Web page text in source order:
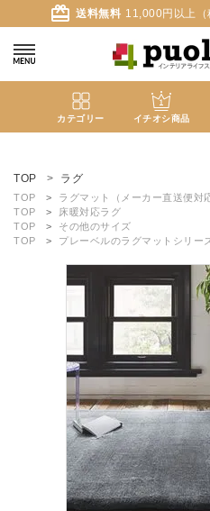
card_giftcard 送料無料 11,000円以上（
カテゴリー イチオシ商品
ようこそ ゲスト 様
meeting_room ログイン
カテゴリーから探す
ブランド
ガイドライン
TOP ラグ
TOP
ラグマット（メーカー直送便対
TOP
床暖対応ラグ
TOP
その他のサイズ
TOP
プレーベルのラグマットシリー